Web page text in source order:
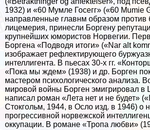
1932) и «60 Мумле Госегг» («60 Mumie
направленные главнм образом против
лицемерия, принесли Боргену
крупнейших юмористов Норвегии.
Боргена «Подводя итоги» («Nar alt
изображает рефлектирующего
интеллигента. В пьесах 30-х гг.
«Пока мы ждем» (1938) и др. Борген
мастером психологического анализа.
мировой войны Борген эмигрировал в
написал роман «Лета нет и не будет»
Стокгольм, 1944, в Осло изд. в 1946) о
прогрессивной норвежской
оккупации. В романе «Тропа любви»